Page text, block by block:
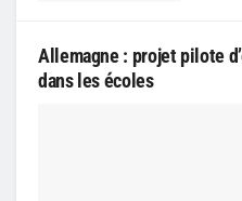
Allemagne : projet pilote
dans les écoles